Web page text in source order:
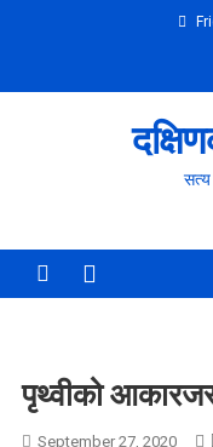
सत्य
पृथ्वीको
September 27, 2020